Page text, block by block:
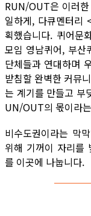
RUN/OUT은 이러
일하게, 다큐멘터리
획했습니다. 퀴어문
모임 영남퀴어, 부산
단체들과 연대하며
받침할 완벽한 커뮤
는 계기를 만들고 부
UN/OUT의 몫이라
비수도권이라는 막
위해 기꺼이 자리를
를 이곳에 나눕니다.